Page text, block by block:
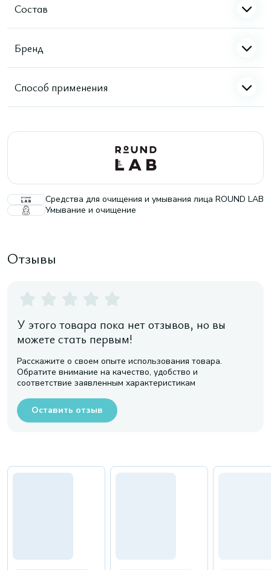
Состав
Бренд
Способ применения
Средства для очищения и умывания лица ROUND LAB
Умывание и очищение
Отзывы
У этого товара пока нет отзывов, но вы
можете стать первым!
Расскажите о своем опыте использования товара.
Обратите внимание на качество, удобство и
соответствие заявленным характеристикам
Оставить отзыв